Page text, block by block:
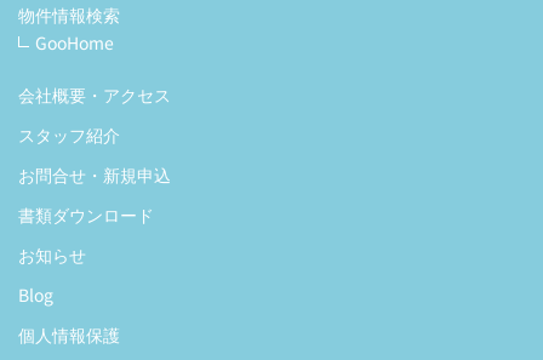
物件情報検索
GooHome
会社概要・アクセス
スタッフ紹介
お問合せ・新規申込
書類ダウンロード
お知らせ
Blog
個人情報保護